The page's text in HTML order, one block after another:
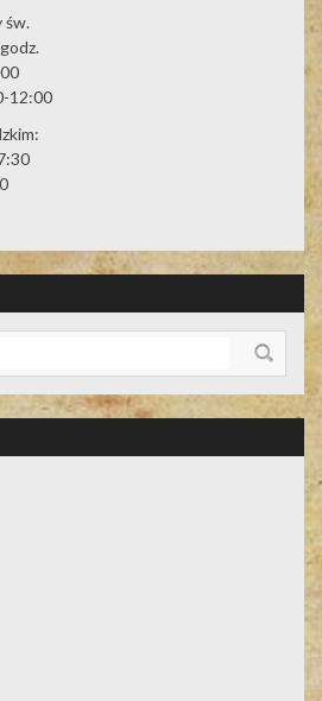
św.
12:00